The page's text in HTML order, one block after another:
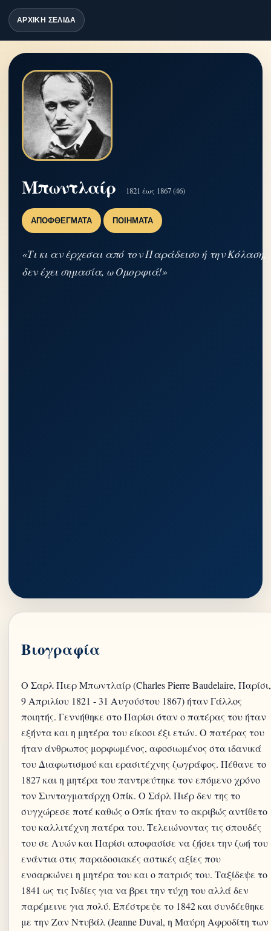
ΑΡΧΙΚΗ ΣΕΛΙΔΑ
Μπωντλαίρ 1821 έως 1867 (46)
ΑΠΟΦΘΈΓΜΑΤΑ ΠΟΙΉΜΑΤΑ
«Τι κι αν έρχεσαι από τον Παράδεισο ή την Κόλαση,
δεν έχει σημασία, ω Ομορφιά!»
Βιογραφία
Ο Σαρλ Πιερ Μπωντλαίρ (Charles Pierre Baudelaire, Παρίσι,
9 Απριλίου 1821 - 31 Αυγούστου 1867) ήταν Γάλλος
ποιητής. Γεννήθηκε στο Παρίσι όταν ο πατέρας του ήταν
εξήντα και η μητέρα του είκοσι έξι ετών. Ο πατέρας του
ήταν άνθρωπος μορφωμένος, αφοσιωμένος στα ιδανικά
του Διαφωτισμού και ερασιτέχνης ζωγράφος. Πέθανε το
1827 και η μητέρα του παντρεύτηκε τον επόμενο χρόνο
τον Συνταγματάρχη Οπίκ. Ο Σάρλ Πιέρ δεν της το
συγχώρεσε ποτέ καθώς ο Οπίκ ήταν το ακριβώς αντίθετο
του καλλιτέχνη πατέρα του. Τελειώνοντας τις σπουδές
του σε Λυών και Παρίσι αποφασίσε να ζήσει την ζωή του
ενάντια στις παραδοσιακές αστικές αξίες που
ενσαρκώνει η μητέρα του και ο πατριός του. Ταξίδεψε το
1841 ως τις Ινδίες για να βρει την τύχη του αλλά δεν
παρέμεινε για πολύ. Επέστρεψε το 1842 και συνδέεθηκε
με την Ζαν Ντυβάλ (Jeanne Duval, η Μαύρη Αφροδίτη των